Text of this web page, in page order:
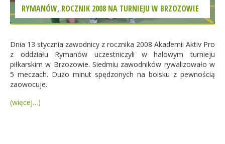
RYMANÓW, ROCZNIK 2008 NA TURNIEJU W BRZOZOWIE
Dnia 13 stycznia zawodnicy z rocznika 2008 Akademii Aktiv Pro
z oddziału Rymanów uczestniczyli w halowym turnieju
piłkarskim w Brzozowie. Siedmiu zawodników rywalizowało w
5 meczach. Dużo minut spędzonych na boisku z pewnością
zaowocuje.
(więcej…)